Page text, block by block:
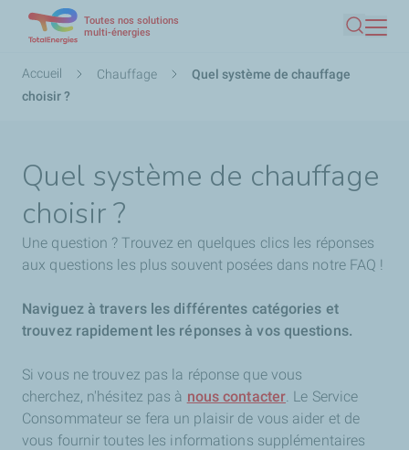
contenu
Toutes nos solutions
multi-énergies
Fil
d'Ariane
Accueil Chauffage
Quel système de chauffage
choisir ?
Quel système de chauffage
choisir ?
Une question ? Trouvez en quelques clics les réponses
aux questions les plus souvent posées dans notre FAQ !
Naviguez à travers les différentes catégories et
trouvez rapidement les réponses à vos questions.
Si vous ne trouvez pas la réponse que vous
cherchez, n'hésitez pas à nous contacter. Le Service
Consommateur se fera un plaisir de vous aider et de
vous fournir toutes les informations supplémentaires